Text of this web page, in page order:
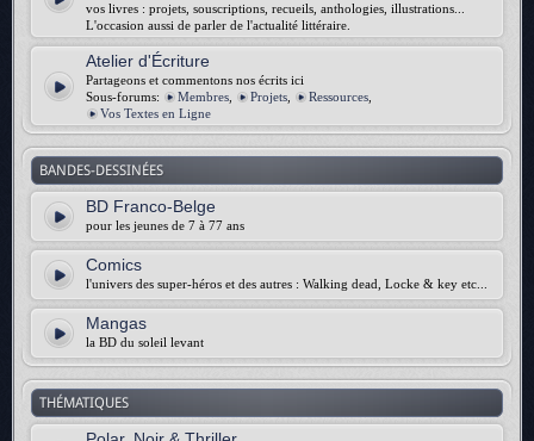
vos livres : projets, souscriptions, recueils, anthologies, illustrations...
L'occasion aussi de parler de l'actualité littéraire.
Atelier d'Écriture
Partageons et commentons nos écrits ici
Sous-forums:
Membres Projets Ressources
Vos Textes en Ligne
BANDES-DESSINÉES
BD Franco-Belge
pour les jeunes de 7 à 77 ans
Comics
l'univers des super-héros et des autres : Walking dead, Locke & key etc...
Mangas
la BD du soleil levant
THÉMATIQUES